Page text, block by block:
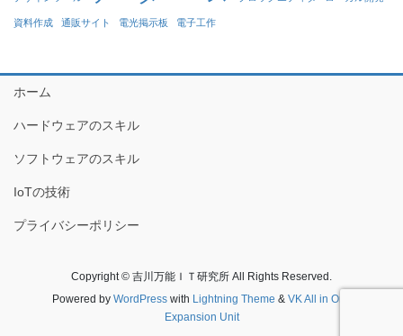
資料作成 通販サイト 電光掲示板 電子工作
ホーム
ハードウェアのスキル
ソフトウェアのスキル
IoTの技術
プライバシーポリシー
Copyright © 吉川万能ＩＴ研究所 All Rights Reserved.
Powered by WordPresswith Lightning Theme & VK All in One
Expansion Unit